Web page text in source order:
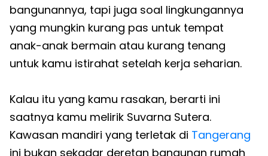
bangunannya, tapi juga soal lingkungannya
yang mungkin kurang pas untuk tempat
anak-anak bermain atau kurang tenang
untuk kamu istirahat setelah kerja seharian.
Kalau itu yang kamu rasakan, berarti ini
saatnya kamu melirik Suvarna Sutera.
Kawasan mandiri yang terletak di Tangerang
ini bukan sekadar deretan bangunan rumah